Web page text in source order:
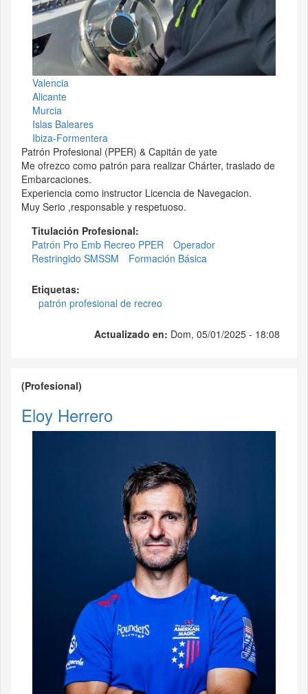
Valencia
Alicante
Murcia
Islas Baleares
Ibiza-Formentera
Patrón Profesional (PPER) & Capitán de yate
Me ofrezco como patrón para realizar Chárter, traslado de
Embarcaciones.
Experiencia como instructor Licencia de Navegacion.
Muy Serio ,responsable y respetuoso.
Titulación Profesional:
Patrón Pro Emb Recreo PPER
Operador
Restringido SMSSM
Formación Básica
Etiquetas:
patrón profesional de recreo
Actualizado en: Dom, 05/01/2025 - 18:08
(Profesional)
Eloy Herrero